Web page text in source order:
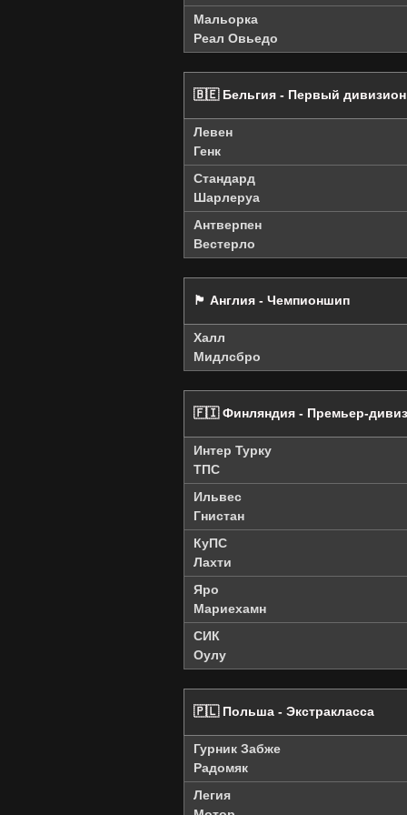
Мальорка
Реал Овьедо
🇧🇪 Бельгия - Первый
Левен
Генк
Стандард
Шарлеруа
Антверпен
Вестерло
🏴󠁧󠁢󠁥󠁮󠁧󠁿 Англия - Чемпионшип
Халл
Мидлсбро
🇫🇮 Финляндия - Премьер-
Интер Турку
ТПС
Ильвес
Гнистан
КуПС
Лахти
Яро
Мариехамн
СИК
Оулу
🇵🇱 Польша - Экстракласса
Гурник Забже
Радомяк
Легия